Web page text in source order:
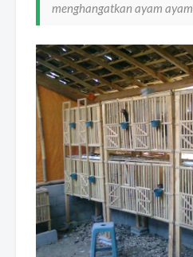
menghangatkan ayam